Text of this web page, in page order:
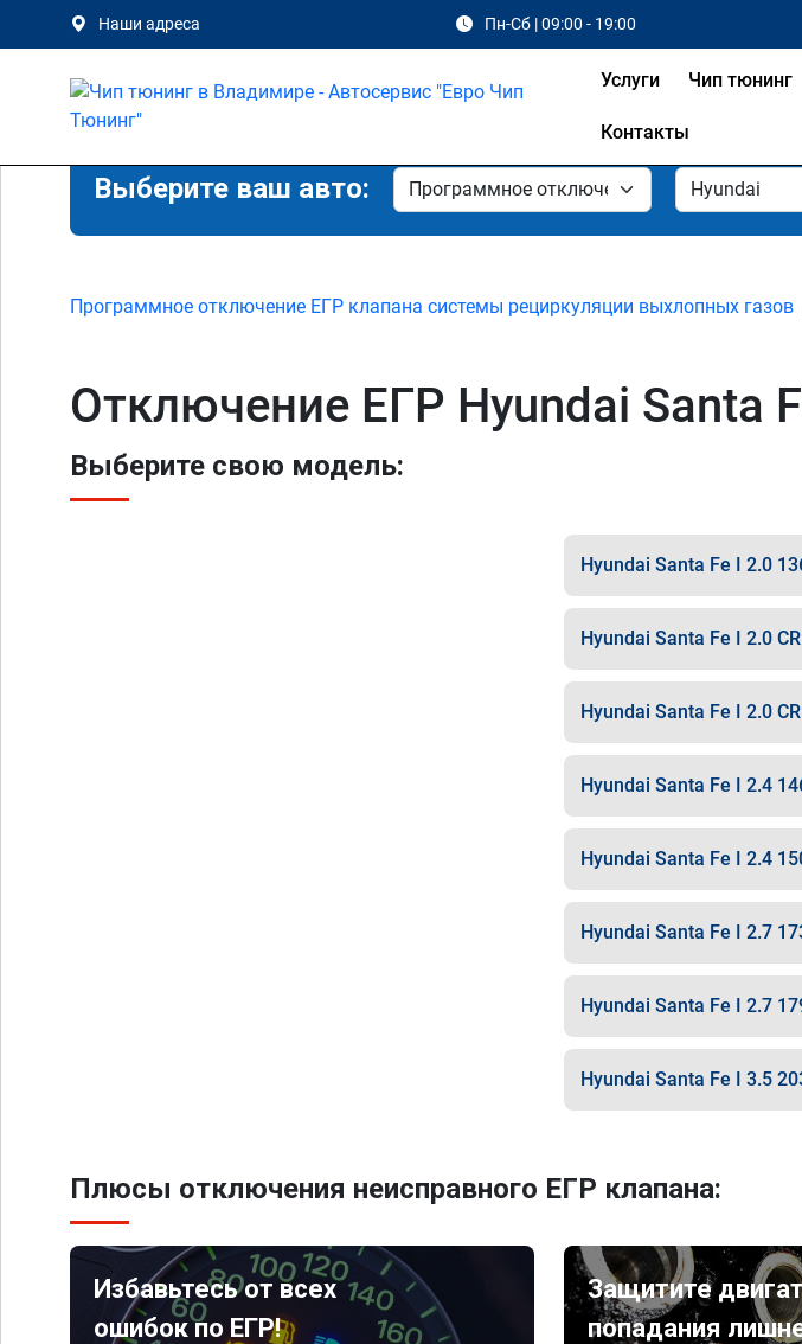
Наши адреса Пн-Сб | 09:00 - 19:00
Услуги Чип тюнинг
Контакты
Выберите ваш авто:
Программное отключение ЕГР клапана системы рециркуляции выхлопных газов
Отключение ЕГР Hyundai Santa
Выберите свою модель:
Hyundai Santa Fe I 2.0
Hyundai Santa Fe I 2.0
Hyundai Santa Fe I 2.0
Hyundai Santa Fe I 2.4
Hyundai Santa Fe I 2.4
Hyundai Santa Fe I 2.7
Hyundai Santa Fe I 2.7
Hyundai Santa Fe I 3.5
Плюсы отключения неисправного ЕГР клапана:
Избавьтесь от всех
ошибок по ЕГР!
Защитите
попадания